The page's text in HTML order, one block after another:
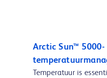
Arctic Sun™ 5000-
Temperatuur is